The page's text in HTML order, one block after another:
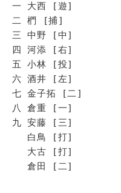
一 大西 [遊]
二 椚 [捕]
三 中野 [中]
四 河添 [右]
五 小林 [投]
六 酒井 [左]
七 金子拓 [二]
八 倉重 [一]
九 安藤 [三]
白鳥 [打]
大古 [打]
倉田 [二]